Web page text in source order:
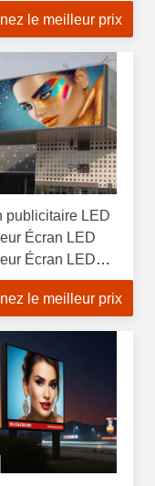
le meilleur prix
publicitaire LED
Écran LED
Écran LED
couleur P4
le meilleur prix